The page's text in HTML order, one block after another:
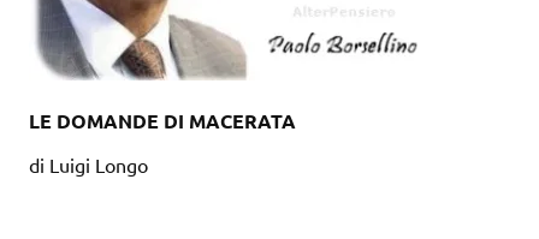
LE DOMANDE DI MACERATA
di Luigi Longo